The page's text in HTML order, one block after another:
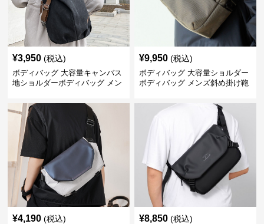
¥3,950 (税込)
ボディバッグ 大容量キャンバス
地ショルダーボディバッグ メン
¥9,950 (税込)
ボディバッグ 大容量ショルダー
ボディバッグ メンズ斜め掛け鞄
¥4,190 (税込) ¥8,850 (税込)